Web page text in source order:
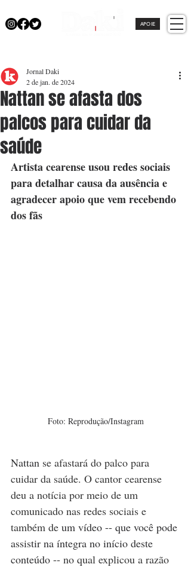
APOIE
Nattan se afasta dos
palcos para cuidar da
saúde
Jornal Daki
2 de jan. de 2024
Artista cearense usou redes sociais
para detalhar causa da ausência e
agradecer apoio que vem recebendo
dos fãs
Foto: Reprodução/Instagram
Nattan se afastará do palco para
cuidar da saúde. O cantor cearense
deu a notícia por meio de um
comunicado nas redes sociais e
também de um vídeo -- que você pode
assistir na íntegra no início deste
conteúdo -- no qual explicou a razão